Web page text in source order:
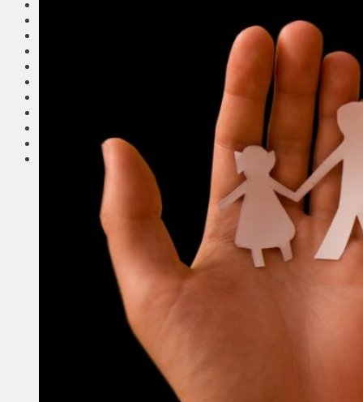
Фоторепортаж
Туризм
ЛК рекомендует
Сеньорам
Образование
Здравоохранение
Экология
Происшествия
Приграничье